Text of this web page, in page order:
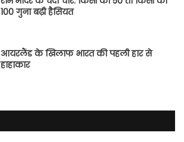
100 गुना बढ़ी हैसियत
आयरलैंड के खिलाफ भारत की पहली हार से
हाहाकार